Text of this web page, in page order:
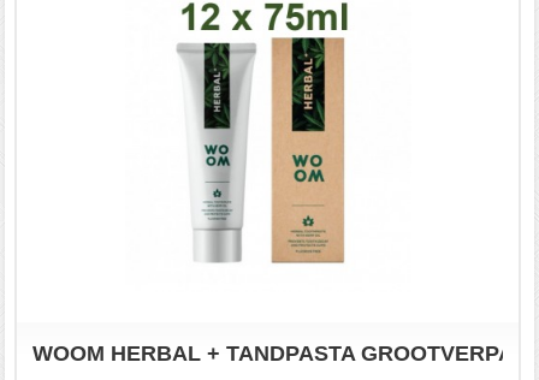
WOOM HERBAL + TANDPASTA